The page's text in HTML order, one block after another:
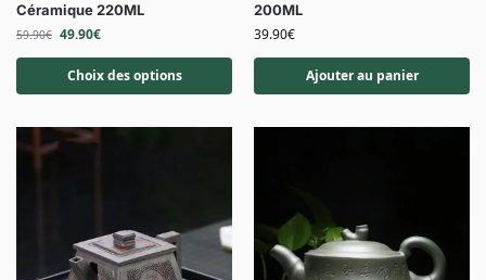
Céramique 220ML
59.90€ 49.90€
Choix des options
200ML
39.90€
Ajouter au panier